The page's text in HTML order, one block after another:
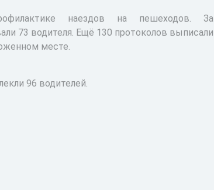
наездов на пешеходов. За
73 водителя. Ещё 130 протоколов выписали
месте.
96 водителей.